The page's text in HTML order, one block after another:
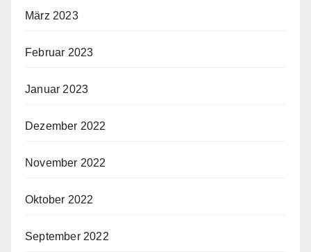
März 2023
Februar 2023
Januar 2023
Dezember 2022
November 2022
Oktober 2022
September 2022